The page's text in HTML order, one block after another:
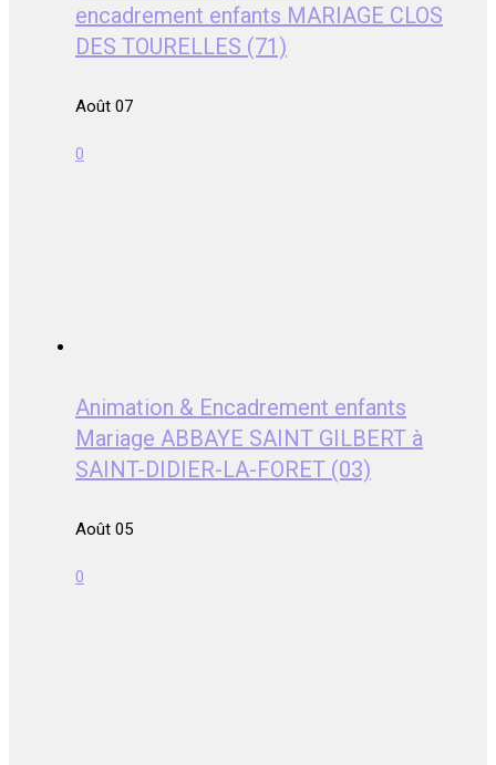
encadrement enfants MARIAGE CLOS
DES TOURELLES (71)
Août 07
0
Animation & Encadrement enfants
Mariage ABBAYE SAINT GILBERT à
SAINT-DIDIER-LA-FORET (03)
Août 05
0